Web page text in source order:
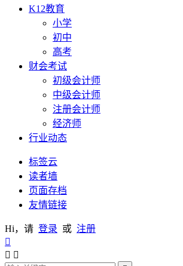
K12教育
小学
初中
高考
财会考试
初级会计师
中级会计师
注册会计师
经济师
行业动态
标签云
读者墙
页面存档
友情链接
Hi，请 登录 或 注册

 